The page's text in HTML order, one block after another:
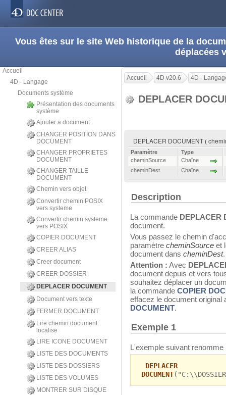
Vous êtes sur le site Web historique de la
déplacées
Accueil
4D - Langage
Documents système
Présentation des documents
système
Ajouter a document
CHANGER POSITION DANS
DOCUMENT
CHANGER PROPRIETES
DOCUMENT
CHANGER TAILLE
DOCUMENT
Chemin vers objet
Convertir chemin POSIX
vers systeme
Convertir chemin systeme
vers POSIX
COPIER DOCUMENT
CREER ALIAS
Creer document
CREER DOSSIER
DEPLACER DOCUMENT
Document vers texte
FERMER DOCUMENT
Lire chemin document
localise
LIRE ICONE DOCUMENT
LISTE DES DOCUMENTS
LISTE DES DOSSIERS
LISTE DES VOLUMES
MONTRER SUR DISQUE
Accueil 4D v20.6 4D -
DEPLACER
DEPLACER DOCUMENT (
Paramètre
Type
cheminSource
Chaîne
cheminDest
Chaîne
Description
La commande DEPLACER
document.
Vous passez le chemin
paramètre cheminSource et
document dans cheminDest.
Attention : Avec
document depuis et vers
souhaitez déplacer un
la commande COPIER
effacez le document
DOCUMENT.
Exemple 1
L'exemple suivant
DEPLACER
DOCUMENT